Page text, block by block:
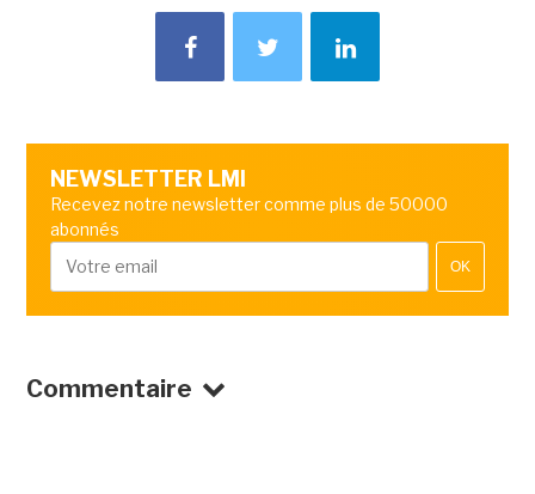
NEWSLETTER LMI
Recevez notre newsletter comme plus de 50000
abonnés
OK
Commentaire